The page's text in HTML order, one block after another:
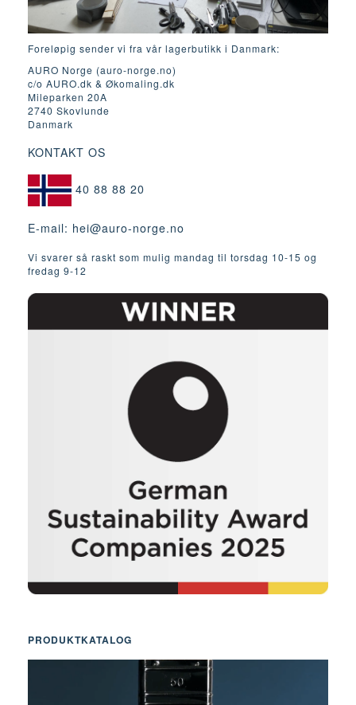
Foreløpig sender vi fra vår lagerbutikk i Danmark:
AURO Norge (auro-norge.no)
c/o AURO.dk & Økomaling.dk
Mileparken 20A
2740 Skovlunde
Danmark
KONTAKT OS
40 88 88 20
E-mail: hei@auro-norge.no
Vi svarer så raskt som mulig mandag til torsdag 10-15 og
fredag ​​9-12
PRODUKTKATALOG